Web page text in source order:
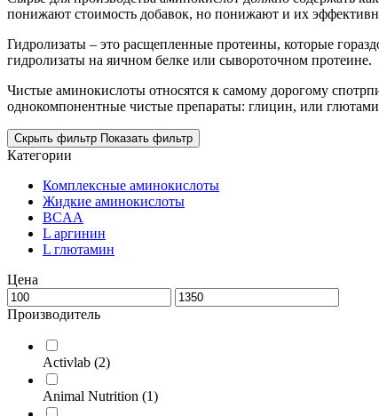
понижают стоимость добавок, но понижают и их
Гидролизаты – это расщепленные протеины, которые
гидролизаты на яичном белке или сывороточном протеине.
Чистые аминокислоты относятся к самому дорогому
однокомпонентные чистые препараты: глицин, или
Скрыть фильтр Показать фильтр
Категории
Комплексные аминокислоты
Жидкие аминокислоты
BCAA
L аргинин
L глютамин
Цена
Производитель
Activlab (2)
Animal Nutrition (1)